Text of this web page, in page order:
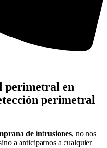
perimetral en
perimetral
de intrusiones, no nos
a anticiparnos a cualquier